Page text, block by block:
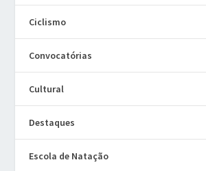
Ciclismo
Convocatórias
Cultural
Destaques
Escola de Natação